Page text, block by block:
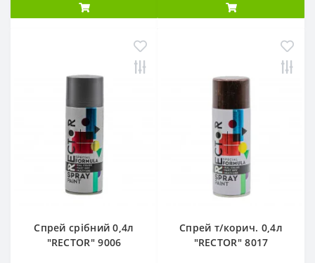
Спрей срібний 0,4л
"RECTOR" 9006
Спрей т/корич. 0,4л
"RECTOR" 8017